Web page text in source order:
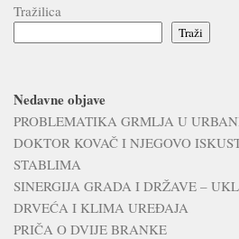
Tražilica
Traži
Nedavne objave
PROBLEMATIKA GRMLJA U
DOKTOR KOVAČ I NJEGOVO
STABLIMA
SINERGIJA GRADA I DRŽAVE –
DRVEĆA I KLIMA UREĐAJA
PRIČA O DVIJE BRANKE